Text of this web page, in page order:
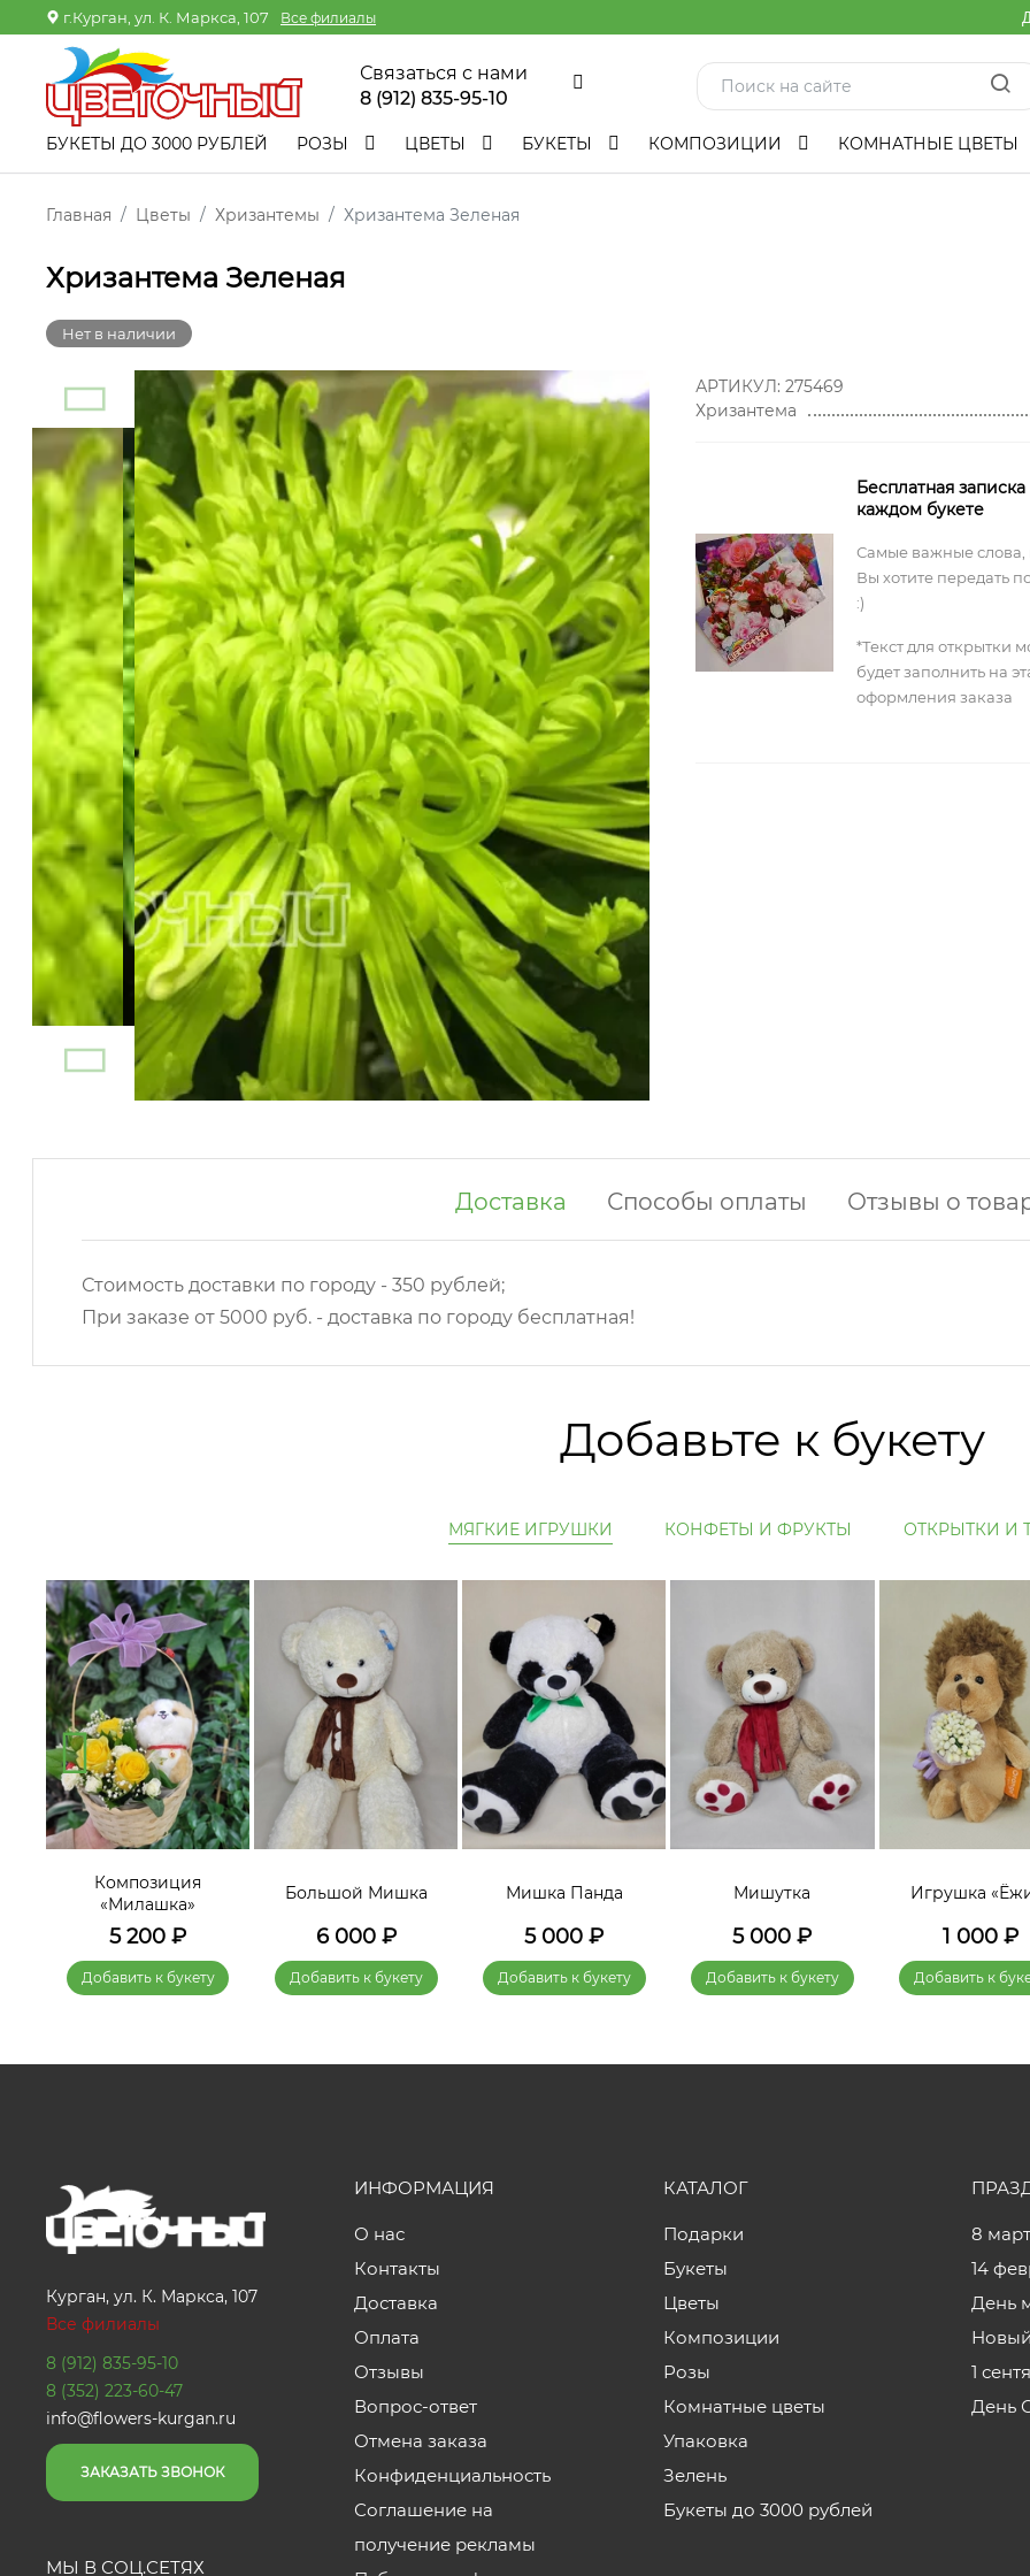
г.Курган, ул. К. Маркса, 107 Все филиалы
Связаться с нами
8 (912) 835-95-10
БУКЕТЫ ДО 3000 РУБЛЕЙ РОЗЫ ЦВЕТЫ БУКЕТЫ КОМПОЗИЦИИ КОМНАТНЫЕ ЦВЕТЫ
Главная Цветы Хризантемы Хризантема Зеленая
Хризантема Зеленая
Нет в наличии
АРТИКУЛ: 275469
Хризантема
Бесплатная записка
каждом букете
Самые важные слова,
Вы хотите передать
:)
*Текст для открытки
будет заполнить на
оформления заказа
Доставка Способы оплаты Отзывы о
Стоимость доставки по городу - 350 рублей;
При заказе от 5000 руб. - доставка по городу бесплатная!
Добавьте к букету
МЯГКИЕ ИГРУШКИ КОНФЕТЫ И ФРУКТЫ ОТКРЫТКИ И
Композиция
«Милашка»
5 200 ₽
Добавить к букету
Большой Мишка
6 000₽
Добавить к букету
Мишка Панда
5 000 ₽
Добавить к букету
Мишутка
5 000 ₽
Добавить к букету
Игрушка
1 000 ₽
Добавить к
Курган, ул. К. Маркса, 107
Все филиалы
8 (912) 835-95-10
8 (352) 223-60-47
info@flowers-kurgan.ru
ЗАКАЗАТЬ ЗВОНОК
МЫ В СОЦ.СЕТЯХ
ИНФОРМАЦИЯ
О нас
Контакты
Доставка
Оплата
Отзывы
Вопрос-ответ
Отмена заказа
Конфиденциальность
Соглашение на
получение рекламы
КАТАЛОГ
Подарки
Букеты
Цветы
Композиции
Розы
Комнатные цветы
Упаковка
Зелень
Букеты до 3000 рублей
8
14
День
1
День